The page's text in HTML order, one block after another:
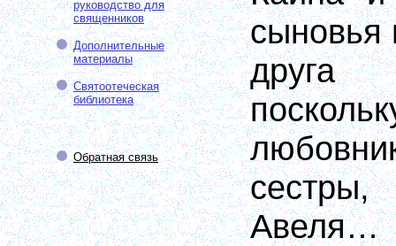
руководство для
священников
Дополнительные
материалы
Святоотеческая
библиотека
Обратная связь
сыновья
друга
Авеля…